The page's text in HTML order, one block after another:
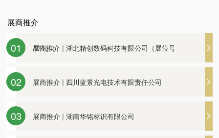
展商推介
01
展商推介 | 湖北精创数码科技有限公司（展位号
A71））
展商推介 | 湖北精创数码科技有限公司（展位号
A71））
02
号A59）
展商推介 | 立标木艺公司邀您观展
展商推介 | 武汉创艺广告装饰材料厂
展商推介 | 四川蓝景光电技术有限责任公司
展商推介 | 湖北省珠盛文化创意有限公司（展位
03
展商推介 | 湖南华铭标识有限公司
展商推介 | 湖南华铭标识有限公司
展商推介 | 武汉金乐彩科技有限公司